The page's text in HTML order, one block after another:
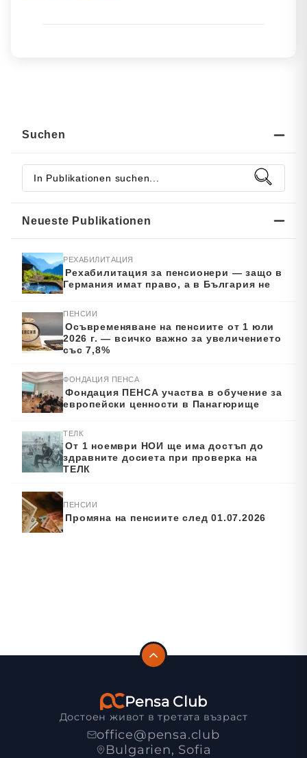
Suchen
Neueste Publikationen
РЕХАБИЛИТАЦИЯ
Рехабилитация за пенсионери — защо в
Германия имат право, а в България не
ПЕНСИИ
Осъвременяване на пенсиите от 1 юли
2026 г. — всичко важно за увеличението
със 7,8%
ФОНДАЦИЯ ПЕНСА
Фондация ПЕНСА участва в обучение за
европейски ценности в Панагюрище
ТЕЛК
От 1 ноември НОИ ще има достъп до
здравните досиета при проверка на
ТЕЛК
ПЕНСИИ
Промяна на пенсиите след 01.07.2026
Pensa Club
Достоен живот в третата възраст
office@pensa.club
Bulgarien, Sofia